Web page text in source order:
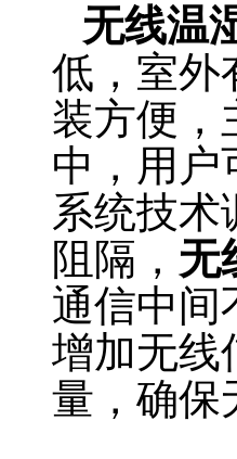
无线温
低，室外
装方便，
中，用户
系统技术
阻隔， 无
通信中间
增加无线
量，确保